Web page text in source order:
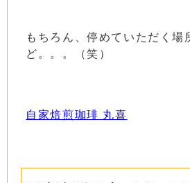
もちろん、停めていただく場
ど。。。（笑）
自家焙煎珈琲 丸喜